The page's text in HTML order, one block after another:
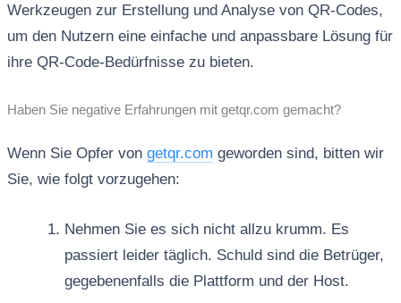
Werkzeugen zur Erstellung und Analyse von QR-Codes,
um den Nutzern eine einfache und anpassbare Lösung für
ihre QR-Code-Bedürfnisse zu bieten.
Haben Sie negative Erfahrungen mit getqr.com gemacht?
Wenn Sie Opfer von getqr.com geworden sind, bitten wir
Sie, wie folgt vorzugehen:
Nehmen Sie es sich nicht allzu krumm. Es
passiert leider täglich. Schuld sind die Betrüger,
gegebenenfalls die Plattform und der Host.